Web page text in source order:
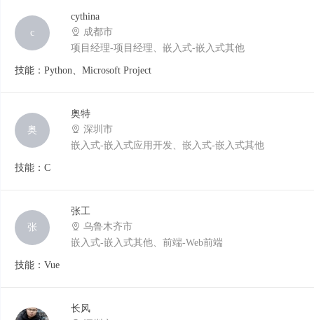
c
cythina
成都市
项目经理-项目经理、嵌入式-嵌入式其他
技能：Python、Microsoft Project
奥
奥特
深圳市
嵌入式-嵌入式应用开发、嵌入式-嵌入式其他
技能：C
张
张工
乌鲁木齐市
嵌入式-嵌入式其他、前端-Web前端
技能：Vue
长风